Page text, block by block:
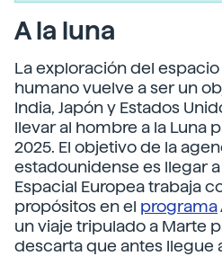
A la luna
La exploración del
humano vuelve a ser un
India, Japón y Estados
llevar al hombre a la Luna
2025. El objetivo de la
estadounidense es llegar
Espacial Europea trabaja
propósitos en el programa
un viaje tripulado a Marte
descarta que antes llegue